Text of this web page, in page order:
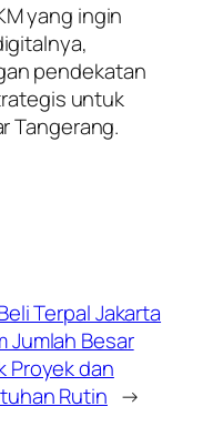
yang ingin
pendekatan
untuk
Tangerang.
Terpal Jakarta
Jumlah Besar
Proyek dan
Rutin →